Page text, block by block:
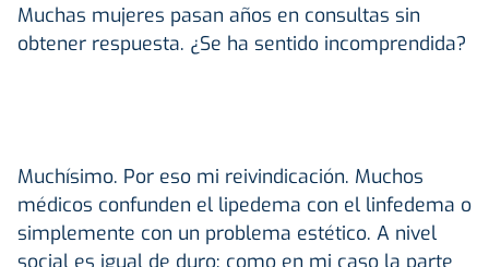
Muchas mujeres pasan años en consultas sin
obtener respuesta. ¿Se ha sentido incomprendida?
Muchísimo. Por eso mi reivindicación. Muchos
médicos confunden el lipedema con el linfedema o
simplemente con un problema estético. A nivel
social es igual de duro: como en mi caso la parte